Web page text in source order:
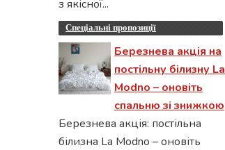
з якісної...
Спеціальні пропозиції
Березнева акція на
постільну білизну La
Modno – оновіть
спальню зі знижкою
Березнева акція: постільна
білизна La Modno – оновіть